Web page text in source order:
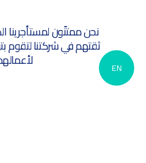
نحن ممتنّون لمستأجرينا
ثقتهم في شركتنا لتقوم
EN